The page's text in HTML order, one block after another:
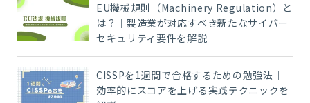
EU機械規則（Machinery Regulation）と
は？｜製造業が対応すべき新たなサイバー
セキュリティ要件を解説
CISSPを1週間で合格するための勉強法｜
効率的にスコアを上げる実践テクニックを